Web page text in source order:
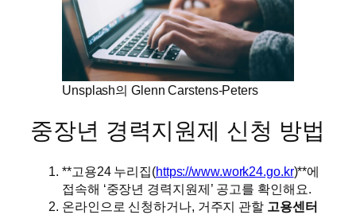
Unsplash의 Glenn Carstens-Peters
중장년 경력지원제 신청 방법
**고용24 누리집(https://www.work24.go.kr)**에
접속해 ‘중장년 경력지원제’ 공고를 확인해요.
온라인으로 신청하거나, 거주지 관할 고용센터